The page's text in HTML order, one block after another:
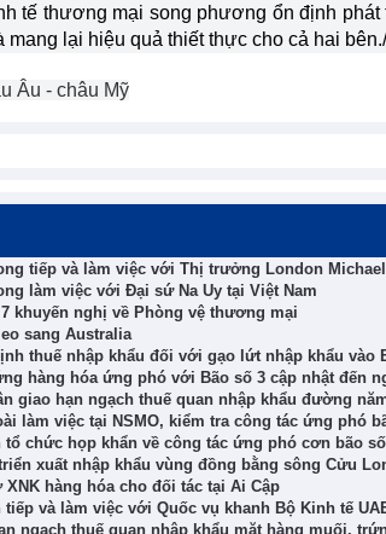
tế thương mại song phương ổn định
mang lại hiệu quả thiết thực cho cả hai
Âu - châu Mỹ
tiếp và làm việc với Thị trưởng London
làm việc với Đại sứ Na Uy tại Việt Nam
khuyến nghị về Phòng vệ thương mại
sang Australia
thuế nhập khẩu đối với gạo lứt nhập khẩu vào
hàng hóa ứng phó với Bão số 3 cập nhật đến
giao hạn ngạch thuế quan nhập khẩu đường
làm việc tại NSMO, kiểm tra công tác ứng phó
tổ chức họp khẩn về công tác ứng phó cơn bão
xuất nhập khẩu vùng đồng bằng sông Cửu
hàng hóa cho đối tác tại Ai Cập
và làm việc với Quốc vụ khanh Bộ Kinh tế
ngạch thuế quan nhập khẩu mặt hàng muối,